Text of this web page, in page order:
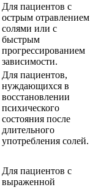
Для пациентов с
острым отравлением
солями или с
быстрым
прогрессированием
зависимости.
Для пациентов,
нуждающихся в
восстановлении
психического
состояния после
длительного
употребления солей.
Для пациентов с
выраженной